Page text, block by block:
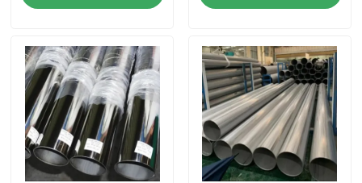
Produkte
Videos
Über uns